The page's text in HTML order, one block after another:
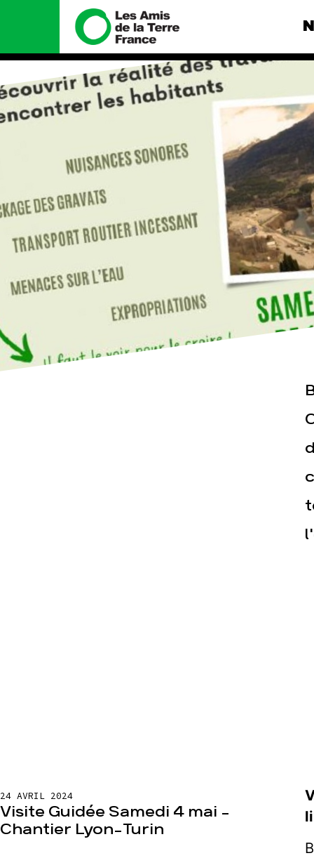
Nous connaître
Manifeste
Missions et méthodes
Valeurs
fonctionnement
Nos alliés
Je soutiens les Amis de la
Nos
Total, rendez-
tribunal
Gaz « naturel
enfumage
Mode : une
destructrice
Gaz au
violence
Nos autres
Espace
24 AVRIL 2024
Visite Guidée Samedi 4 mai –
Chantier Lyon-Turin